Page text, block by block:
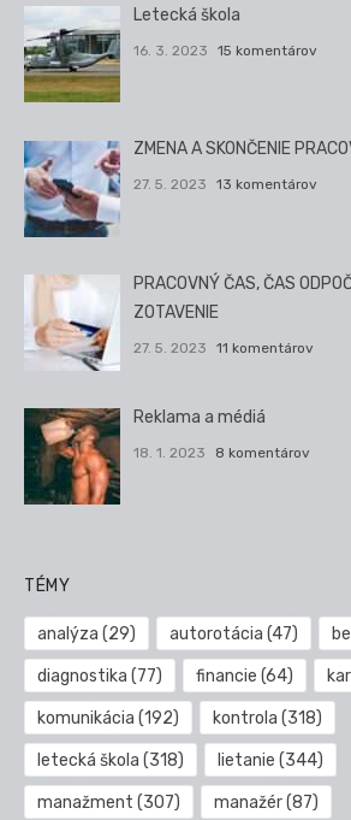
Letecká škola
16. 3. 2023 15 komentárov
ZMENA A SKONČENIE
27. 5. 2023 13 komentárov
PRACOVNÝ ČAS, ČAS
ZOTAVENIE
27. 5. 2023 11 komentárov
Reklama a médiá
18. 1. 2023 8 komentárov
TÉMY
analýza (29) autorotácia (47)
diagnostika (77) financie (64)
komunikácia (192) kontrola (318)
letecká škola (318) lietanie (344)
manažment (307) manažér(87)